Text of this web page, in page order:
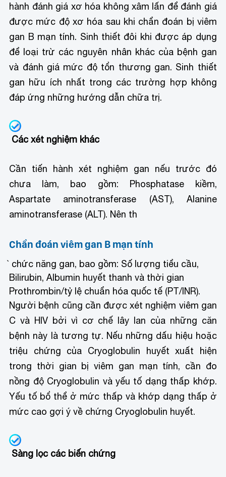
hành đánh giá xơ hóa không xâm lấn để đánh giá
được mức độ xơ hóa sau khi chẩn đoán bị viêm
gan B mạn tính. Sinh thiết đôi khi được áp dụng
để loại trừ các nguyên nhân khác của bệnh gan
và đánh giá mức độ tổn thương gan. Sinh thiết
gan hữu ích nhất trong các trường hợp không
đáp ứng những hướng dẫn chữa trị.
Các xét nghiệm khác
Cần tiến hành xét nghiệm gan nếu trước đó
chưa làm, bao gồm: Phosphatase kiềm,
Aspartate aminotransferase (AST), Alanine
aminotransferase (ALT). Nên th
Chẩn đoán viêm gan B mạn tính
̀ chức năng gan, bao gồm: Số lượng tiểu cầu,
Bilirubin, Albumin huyết thanh và thời gian
Prothrombin/tỷ lệ chuẩn hóa quốc tế (PT/INR).
Người bệnh cũng cần được xét nghiệm viêm gan
C và HIV bởi vì cơ chế lây lan của những căn
bệnh này là tương tự. Nếu những dấu hiệu hoặc
triệu chứng của Cryoglobulin huyết xuất hiện
trong thời gian bị viêm gan mạn tính, cần đo
nồng độ Cryoglobulin và yếu tố dạng thấp khớp.
Yếu tố bổ thể ở mức thấp và khớp dạng thấp ở
mức cao gợi ý về chứng Cryoglobulin huyết.
Sàng lọc các biến chứng